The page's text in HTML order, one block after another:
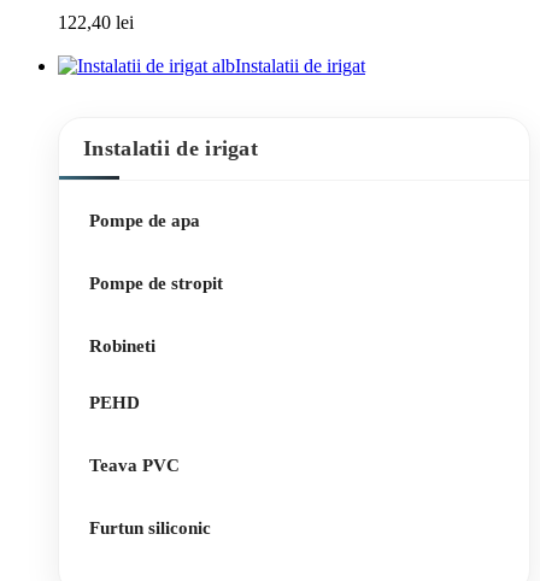
122,40 lei
Instalatii de irigat
Instalatii de irigat
Pompe de apa
Pompe de stropit
Robineti
PEHD
Teava PVC
Furtun siliconic